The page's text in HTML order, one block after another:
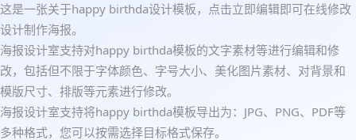
这是一张关于happy birthda设计模板，点击立即编辑即可在线修改
设计制作海报。
海报设计室支持对happy birthda模板的文字素材等进行编辑和修
改，包括但不限于字体颜色、字号大小、美化图片素材、对背景和
模版尺寸、排版等元素进行修改。
海报设计室支持将happy birthda模板导出为：JPG、PNG、PDF等
多种格式，您可以按需选择目标格式保存。